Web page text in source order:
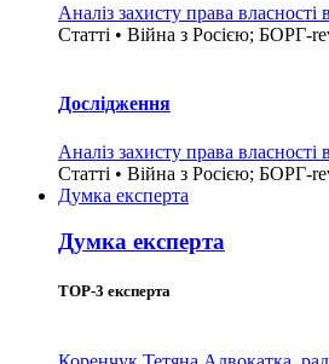
Аналіз захисту права власності
Статті • Війна з Росією; БОРГ-
Дослідження
Аналіз захисту права власності
Статті • Війна з Росією; БОРГ-
Думка експерта
Думка експерта
TOP-3 експерта